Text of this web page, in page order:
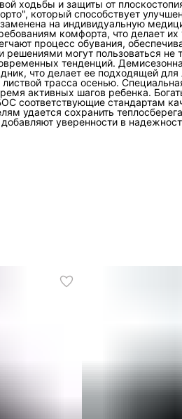
ходьбы и защиты от
который способствует
на индивидуальную
комфорта, что делает
процесс обувания,
могут пользоваться не
тенденций.
что делает ее подходящей
трасса осенью.
активных шагов ребенка.
соответствующие стандартам
удается сохранить
уверенности в